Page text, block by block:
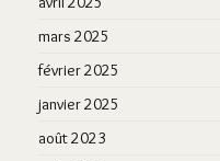
mars 2025
février 2025
janvier 2025
août 2023